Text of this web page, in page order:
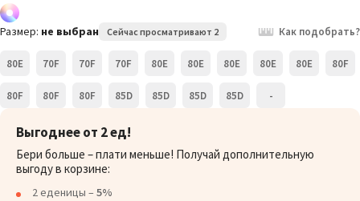
Размер: не выбран Сейчас просматривают 2 Как подобрать?
80E 70F 70F 70F 80E 80E 80E 80E 80E 80F
80F 80F 80F 85D 85D 85D 85D -
Выгоднее от 2 ед!
Бери больше – плати меньше! Получай дополнительную
выгоду в корзине:
2 еденицы – 5%